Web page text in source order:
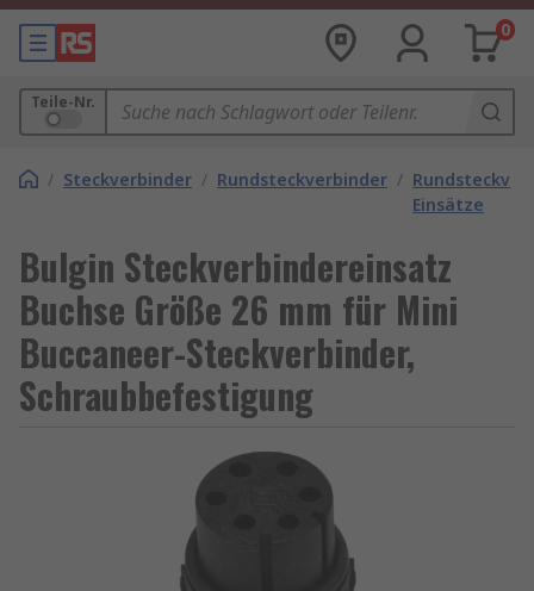
0
Teile-Nr.
/ Steckverbinder / Rundsteckverbinder /
Einsätze
Bulgin Steckverbindereinsatz
Buchse Größe 26 mm für Mini
Buccaneer-Steckverbinder,
Schraubbefestigung